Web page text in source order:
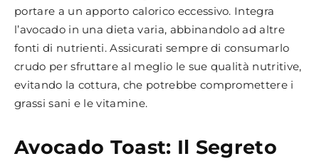
portare a un apporto calorico eccessivo. Integra
l’avocado in una dieta varia, abbinandolo ad altre
fonti di nutrienti. Assicurati sempre di consumarlo
crudo per sfruttare al meglio le sue qualità nutritive,
evitando la cottura, che potrebbe compromettere i
grassi sani e le vitamine.
Avocado Toast: Il Segreto